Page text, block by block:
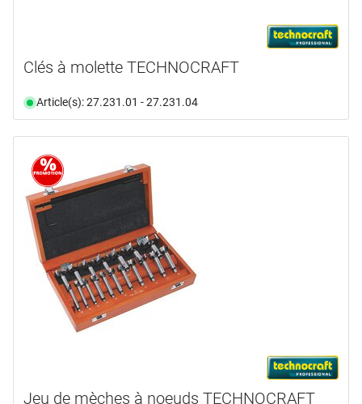
Clés à molette TECHNOCRAFT
Article(s): 27.231.01 - 27.231.04
Jeu de mèches à noeuds TECHNOCRAFT